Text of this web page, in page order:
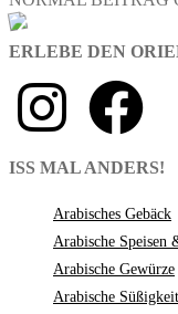
ERLEBE DEN
ISS MAL ANDERS!
Arabisches Gebäck
Arabische Speisen
Arabische Gewürze
Arabische